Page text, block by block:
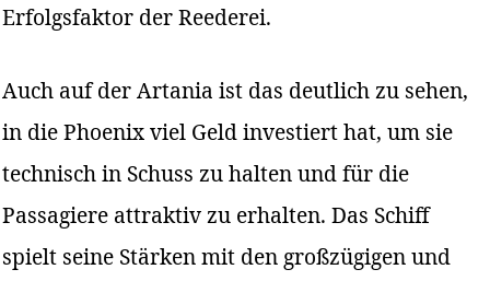
Erfolgsfaktor der Reederei.
Auch auf der Artania ist das deutlich zu sehen,
in die Phoenix viel Geld investiert hat, um sie
technisch in Schuss zu halten und für die
Passagiere attraktiv zu erhalten. Das Schiff
spielt seine Stärken mit den großzügigen und